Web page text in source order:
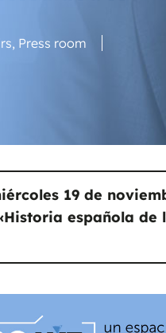
, Press room
19 de
española de